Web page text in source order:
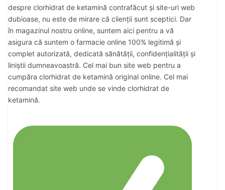
despre clorhidrat de ketamină contrafăcut și site-uri web
dubioase, nu este de mirare că clienții sunt sceptici. Dar
în magazinul nostru online, suntem aici pentru a vă
asigura că suntem o farmacie online 100% legitimă și
complet autorizată, dedicată sănătății, confidențialității și
liniștii dumneavoastră. Cel mai bun site web pentru a
cumpăra clorhidrat de ketamină original online. Cel mai
recomandat site web unde se vinde clorhidrat de
ketamină.